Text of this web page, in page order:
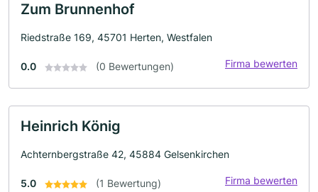
Zum Brunnenhof
Riedstraße 169, 45701 Herten, Westfalen
0.0 (0 Bewertungen) Firma bewerten
Heinrich König
Achternbergstraße 42, 45884 Gelsenkirchen
5.0 (1 Bewertung) Firma bewerten